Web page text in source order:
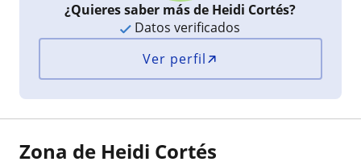
¿Quieres saber más de Heidi Cortés?
Datos verificados
Ver perfil
Zona de Heidi Cortés